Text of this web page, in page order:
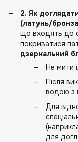
2. Як
(латунь/
що входять до
покриватися
дзеркальний
Не мити
Після
водою з
Для
для